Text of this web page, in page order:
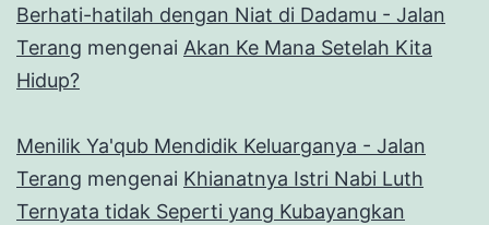
Berhati-hatilah dengan Niat di Dadamu - Jalan
Terang mengenai Akan Ke Mana Setelah Kita
Hidup?
Menilik Ya'qub Mendidik Keluarganya - Jalan
Terang mengenai Khianatnya Istri Nabi Luth
Ternyata tidak Seperti yang Kubayangkan